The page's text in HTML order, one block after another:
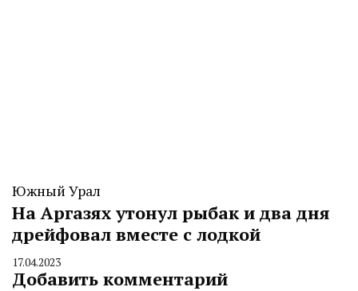
Южный Урал
На Аргазях утонул рыбак и два дня
дрейфовал вместе с лодкой
By
CHELINDUSTRY
17.04.2023
Добавить комментарий